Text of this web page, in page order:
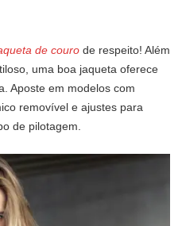
de couro de respeito! Além
uma boa jaqueta oferece
Aposte em modelos com
removível e ajustes para
de pilotagem.